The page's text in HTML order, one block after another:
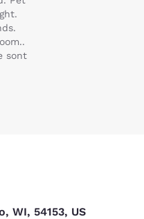
sont
WI, 54153, US